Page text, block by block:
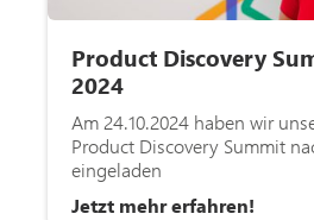
Product Discovery
2024
Am 24.10.2024 haben wir
Product Discovery Summit
eingeladen
Jetzt mehr erfahren!